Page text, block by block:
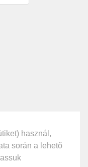
használ,
során a lehető